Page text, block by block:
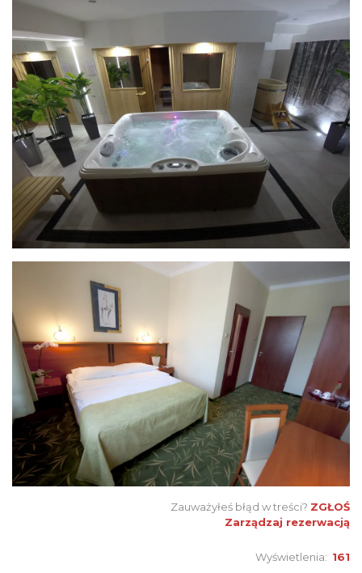
Zauważyłeś błąd w treści? ZGŁOŚ
Zarządzaj rezerwacją
Wyświetlenia: 161